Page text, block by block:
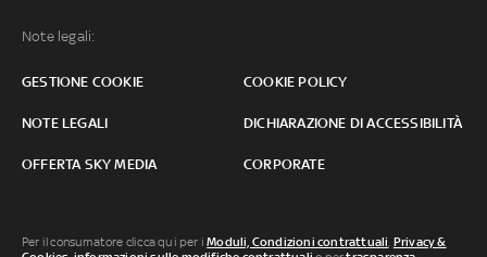
Note legali:
GESTIONE COOKIE COOKIE POLICY
NOTE LEGALI DICHIARAZIONE DI ACCESSIBILITÀ
OFFERTA SKY MEDIA CORPORATE
Per il consumatore clicca qui per iModuli, Condizioni contrattuali Privacy &